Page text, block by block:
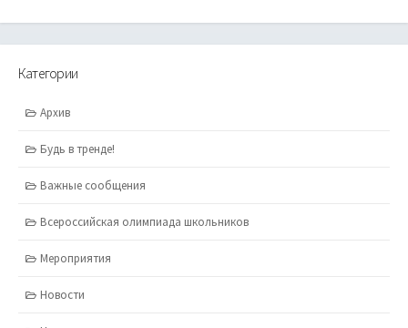
Категории
Архив
Будь в тренде!
Важные сообщения
Всероссийская олимпиада школьников
Мероприятия
Новости